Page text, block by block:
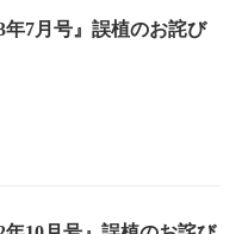
年7月号』誤植のお詫び